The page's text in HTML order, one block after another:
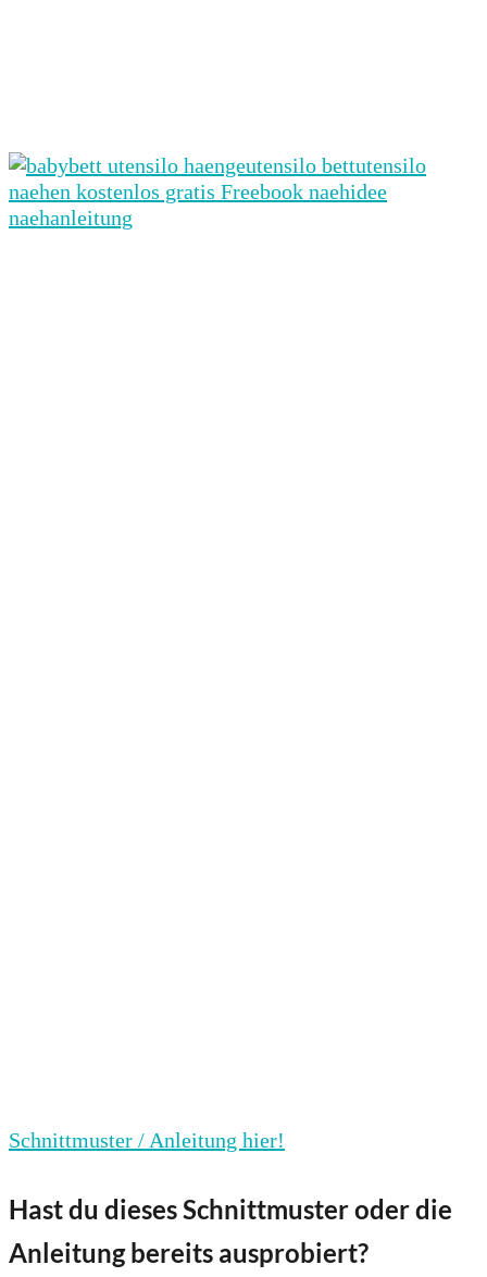
Schnittmuster / Anleitung hier!
Hast du dieses Schnittmuster oder die
Anleitung bereits ausprobiert?